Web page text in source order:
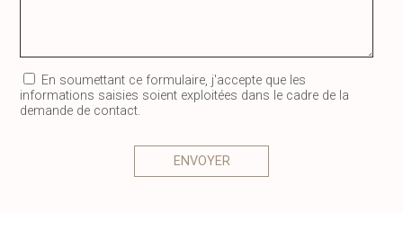
En soumettant ce formulaire, j'accepte que les
informations saisies soient exploitées dans le cadre de la
demande de contact.